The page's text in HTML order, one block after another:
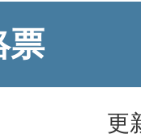
票
更